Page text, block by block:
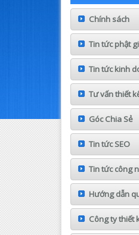
Chính sách
Tin tức phật
Tin tức kinh
Tư vấn thiết
Góc Chia Sẻ
Tin tức SEO
Tin tức công
Hướng dẫn
Công ty thiết